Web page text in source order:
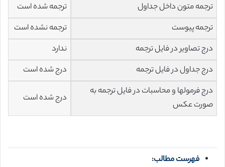
ترجمه متون داخل جداول
ترجمه شده است
ترجمه پیوست
ترجمه نشده است
درج تصاویر در فایل ترجمه
ندارد
درج جداول در فایل ترجمه
درج شده است
درج فرمولها و محاسبات در فایل ترجمه به
صورت عکس
درج شده است
فهرست مطالب: